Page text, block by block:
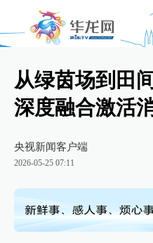
从绿茵场到田
深度融合激活
央视新闻客户端
2026-05-25 07:11